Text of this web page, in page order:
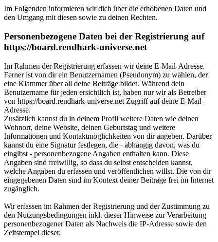
Im Folgenden informieren wir dich über die erhobenen Daten und
den Umgang mit diesen sowie zu deinen Rechten.
Personenbezogene Daten bei der Registrierung auf
https://board.rendhark-universe.net
Im Rahmen der Registrierung erfassen wir deine E-Mail-Adresse.
Ferner ist von dir ein Benutzernamen (Pseudonym) zu wählen, der
eine Klammer über all deine Beiträge bildet. Während dein
Benutzername für jeden ersichtlich ist, haben nur wir als Betreiber
von https://board.rendhark-universe.net Zugriff auf deine E-Mail-
Adresse.
Zusätzlich kannst du in deinem Profil weitere Daten wie deinen
Wohnort, deine Website, deinen Geburtstag und weitere
Informationen und Kontaktmöglichkeiten von dir angeben. Darüber
kannst du eine Signatur festlegen, die - abhängig davon, was du
eingibst - personenbezogene Angaben enthalten kann. Diese
Angaben sind freiwillig, so dass du selbst entscheiden kannst,
welche Angaben du erfassen und veröffentlichen willst. Die von dir
eingegebenen Daten sind im Kontext deiner Beiträge frei im Internet
zugänglich.
Wir erfassen im Rahmen der Registrierung und der Zustimmung zu
den Nutzungsbedingungen inkl. dieser Hinweise zur Verarbeitung
personenbezogener Daten als Nachweis die IP-Adresse sowie den
Zeitstempel dieser.